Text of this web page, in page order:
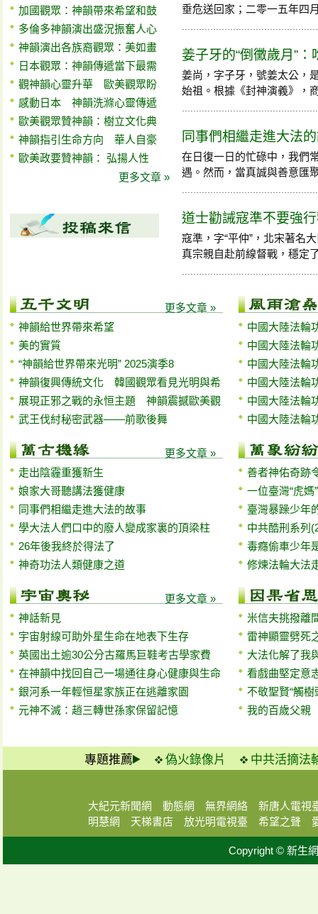
加國觀眾：神韻帶來希望和鼓
多倫多神韻演出盛況振奮人心
神韻演出各族裔觀眾：美如畫
日本觀眾：神韻傳遞當下最需
觀神韻心靈升華 歐美觀眾盼
感動日本 神韻洗滌心靈傳遞
歐美觀眾贊神韻：樹立文化典
神韻指引生命方向 華人自豪
歐美政要贊神韻： 弘揚人性
更多文章 »
垂危送回家；二零一五年四
姜子牙的“倒黴歲月”
姜尚，字子牙，號姜太公，
始祖。根據《封神演義》，
同事們相繼走進大法
在日復一日的忙碌中，我們
遇。然而，當真誠與善意匯
道士勸誡寇準不要強
寇準，字“平仲”，北宋著名
真宗親自赴前線督戰，穩定
更多文章 »
神韻給世界帶來希望
美的實質
“神韻給世界帶來光明” 2025演季8
神韻復興傳統文化 韓國觀眾看見光明與希
展現正邪之戰的永恒主題 神韻震撼歐美觀
武王伐紂秘密武器——前歌後舞
更多文章 »
走出陰霾重獲新生
娘家大哥聽講法獲健康
同事們相繼走進大法的故事
學大法人們口中的廢人變成家裏的頂梁柱
26年後我終於得法了
神奇功法人類健康之道
更多文章 »
神話新見
宇宙射線可助外星生命在地表下生存
英國出土逾30公分古羅馬巨鞋考古學家費
在神韻中找回自己一場通往身心健康與生命
銀河系一年輕恒星家族正在逃離家園
元神不滅：趙三轉世孫家保留記憶
中國大陸法輪
中國大陸法輪
中國大陸法輪
中國大陸法輪
中國大陸法輪
中國大陸法輪
善者神佑奇跡
一位臺灣“虎媽
臺灣暴躁少年
中共酷刑系列
毒癮偷車少年
修煉法輪大法
米信夫挑撥離
雷神顯靈劈死
大法化解了我
看戲曲堅定意
不敬聖賢“觸樹
我的百歲父親
專題推薦 偽火錄像片 中共活摘法
大紀元新聞網 動態網 無界網絡
新唐人電視
明慧網
天梯書店 放光明電視臺 希望之聲
Copyright © 新生